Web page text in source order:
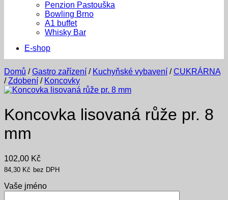
Penzion Pastouška
Bowling Brno
A1 buffet
Whisky Bar
E-shop
Domů / Gastro zařízení / Kuchyňské vybavení / CUKRÁRNA
/ Zdobení / Koncovky
Koncovka lisovaná růže pr. 8
mm
102,00 Kč
84,30 Kč bez DPH
Vaše jméno